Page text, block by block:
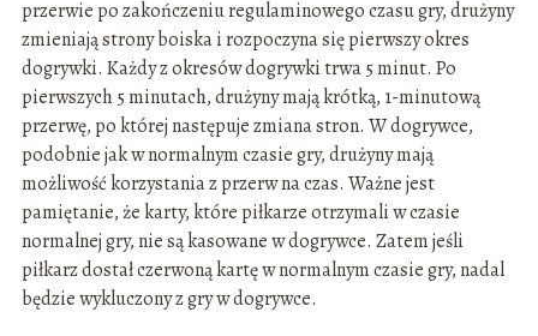
przerwie po zakończeniu regulaminowego czasu gry, drużyny
zmieniają strony boiska i rozpoczyna się pierwszy okres
dogrywki. Każdy z okresów dogrywki trwa 5 minut. Po
pierwszych 5 minutach, drużyny mają krótką, 1-minutową
przerwę, po której następuje zmiana stron. W dogrywce,
podobnie jak w normalnym czasie gry, drużyny mają
możliwość korzystania z przerw na czas. Ważne jest
pamiętanie, że karty, które piłkarze otrzymali w czasie
normalnej gry, nie są kasowane w dogrywce. Zatem jeśli
piłkarz dostał czerwoną kartę w normalnym czasie gry, nadal
będzie wykluczony z gry w dogrywce.